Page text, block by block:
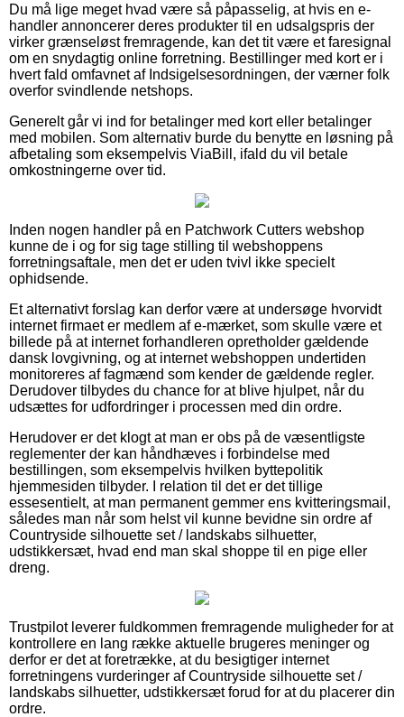
Du må lige meget hvad være så påpasselig, at hvis en e-
handler annoncerer deres produkter til en udsalgspris der
virker grænseløst fremragende, kan det tit være et faresignal
om en snydagtig online forretning. Bestillinger med kort er i
hvert fald omfavnet af Indsigelsesordningen, der værner folk
overfor svindlende netshops.
Generelt går vi ind for betalinger med kort eller betalinger
med mobilen. Som alternativ burde du benytte en løsning på
afbetaling som eksempelvis ViaBill, ifald du vil betale
omkostningerne over tid.
Inden nogen handler på en Patchwork Cutters webshop
kunne de i og for sig tage stilling til webshoppens
forretningsaftale, men det er uden tvivl ikke specielt
ophidsende.
Et alternativt forslag kan derfor være at undersøge hvorvidt
internet firmaet er medlem af e-mærket, som skulle være et
billede på at internet forhandleren opretholder gældende
dansk lovgivning, og at internet webshoppen undertiden
monitoreres af fagmænd som kender de gældende regler.
Derudover tilbydes du chance for at blive hjulpet, når du
udsættes for udfordringer i processen med din ordre.
Herudover er det klogt at man er obs på de væsentligste
reglementer der kan håndhæves i forbindelse med
bestillingen, som eksempelvis hvilken byttepolitik
hjemmesiden tilbyder. I relation til det er det tillige
essesentielt, at man permanent gemmer ens kvitteringsmail,
således man når som helst vil kunne bevidne sin ordre af
Countryside silhouette set / landskabs silhuetter,
udstikkersæt, hvad end man skal shoppe til en pige eller
dreng.
Trustpilot leverer fuldkommen fremragende muligheder for at
kontrollere en lang række aktuelle brugeres meninger og
derfor er det at foretrække, at du besigtiger internet
forretningens vurderinger af Countryside silhouette set /
landskabs silhuetter, udstikkersæt forud for at du placerer din
ordre.